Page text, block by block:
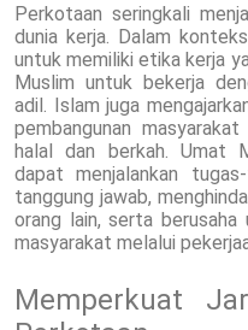
Perkotaan seringkali
dunia kerja. Dalam
untuk memiliki etika kerja
Muslim untuk bekerja
adil. Islam juga
pembangunan
halal dan berkah. Umat
dapat menjalankan
tanggung jawab,
orang lain, serta
masyarakat melalui
Memperkuat